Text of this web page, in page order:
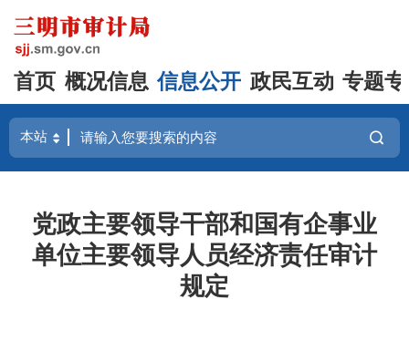
首页 概况信息 信息公开 政民互动 专题
党政主要领导干部和国有企事业
单位主要领导人员经济责任审计
规定